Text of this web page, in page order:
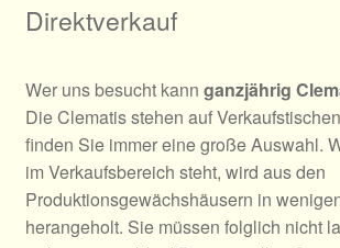
Ratgeber
Über Clematis
Über uns
Warenkorb
Direktverkauf
Wer uns besucht kann ganzjährig
Die Clematis stehen auf
finden Sie immer eine große Auswahl.
im Verkaufsbereich steht, wird aus den
Produktionsgewächshäusern in
herangeholt. Sie müssen folglich nicht